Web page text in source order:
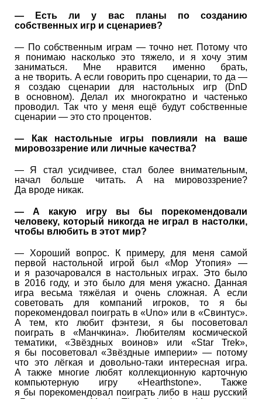
— Есть ли у вас планы по созданию
собственных игр и сценариев?
— По собственным играм — точно нет. Потому что
я понимаю насколько это тяжело, и я хочу этим
заниматься. Мне нравится именно брать,
а не творить. А если говорить про сценарии, то да —
я создаю сценарии для настольных игр (DnD
в основном). Делал их многократно и частенько
проводил. Так что у меня ещё будут собственные
сценарии — это сто процентов.
— Как настольные игры повлияли на ваше
мировоззрение или личные качества?
— Я стал усидчивее, стал более внимательным,
начал больше читать. А на мировоззрение?
Да вроде никак.
— А какую игру вы бы порекомендовали
человеку, который никогда не играл в настолки,
чтобы влюбить в этот мир?
— Хороший вопрос. К примеру, для меня самой
первой настольной игрой был «Мор Утопия» —
и я разочаровался в настольных играх. Это было
в 2016 году, и это было для меня ужасно. Данная
игра весьма тяжёлая и очень сложная. А если
советовать для компаний игроков, то я бы
порекомендовал поиграть в «Uno» или в «Свинтус».
А тем, кто любит фэнтези, я бы посоветовал
поиграть в «Манчкина». Любителям космической
тематики, «Звёздных воинов» или «Star Trek»,
я бы посоветовал «Звёздные империи» — потому
что это лёгкая и довольно-таки интересная игра.
А также многие любят коллекционную карточную
компьютерную игру «Hearthstone». Также
я бы порекомендовал поиграть либо в наш русский